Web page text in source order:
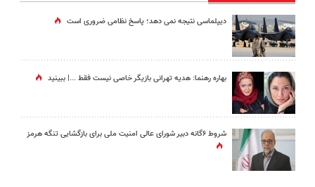
دیپلماسی نتیجه‌ نمی دهد؛ پاسخ نظامی ضروری است
بهاره رهنما: هدیه تهرانی بازیگر خاصی نیست فقط ...|‌ ببینید
شروط ۶گانه دبیر شورای عالی امنیت ملی برای بازگشایی تنگه هرمز